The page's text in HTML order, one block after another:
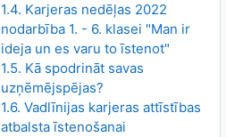
1.4. Karjeras nedēļas 2022
nodarbība 1. - 6. klasei "Man ir
ideja un es varu to īstenot"
1.5. Kā spodrināt savas
uzņēmējspējas?
1.6. Vadlīnijas karjeras attīstības
atbalsta īstenošanai